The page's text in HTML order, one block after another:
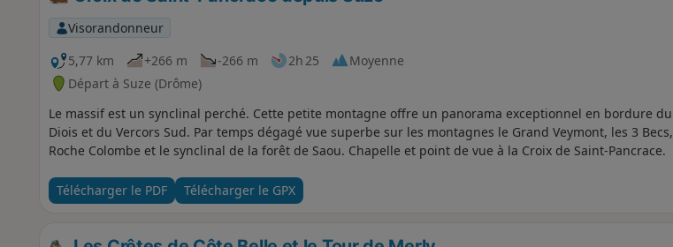
Visorandonneur
5,77 km
+266 m -266 m 2h 25
Moyenne
Départ à Suze (Drôme)
Le massif est un synclinal perché. Cette petite montagne offre un panorama exceptionnel en bordure du
Diois et du Vercors Sud. Par temps dégagé vue superbe sur les montagnes le Grand Veymont, les 3 Becs,
Roche Colombe et le synclinal de la forêt de Saou. Chapelle et point de vue à la Croix de Saint-Pancrace.
Télécharger le PDF Télécharger le GPX